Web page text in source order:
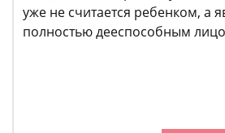
уже не считается ребенком, а
полностью дееспособным